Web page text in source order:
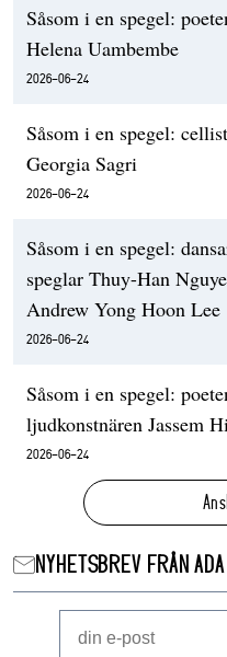
Såsom i en spegel:
Helena Uambembe
2026-06-24
Såsom i en spegel:
Georgia Sagri
2026-06-24
Såsom i en spegel:
speglar Thuy-Han
Andrew Yong Hoon Lee
2026-06-24
Såsom i en spegel:
ljudkonstnären Jassem
2026-06-24
NYHETSBREV FRÅN ADA